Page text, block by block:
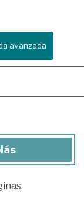
avanzada